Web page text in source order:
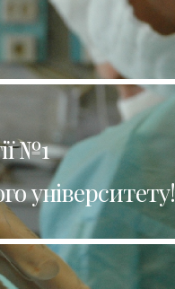
Skip to navigation
№1
університету!